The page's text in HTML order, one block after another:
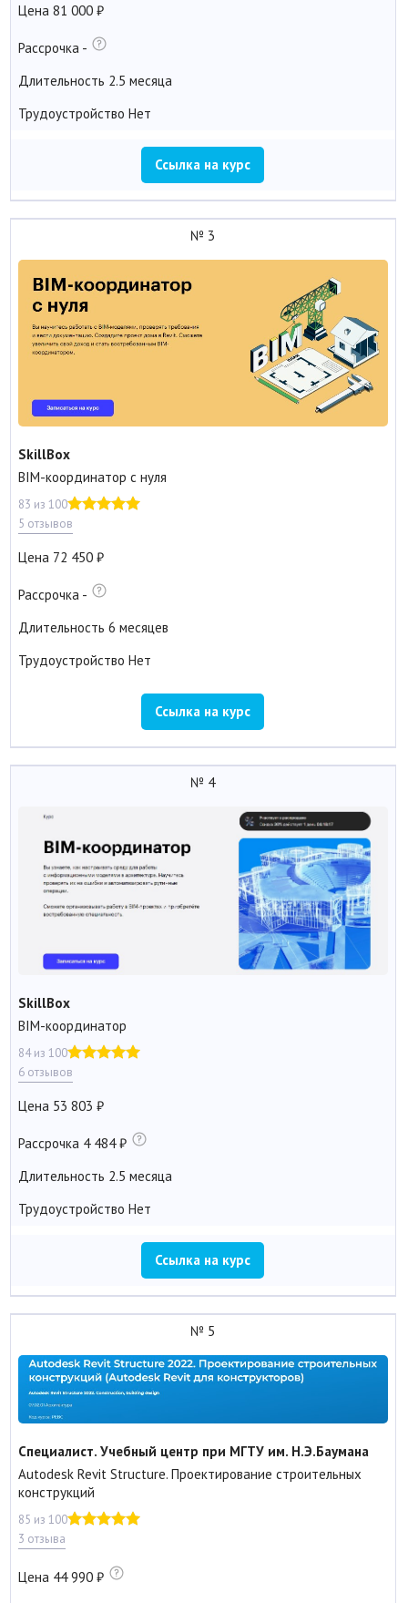
Цена 81 000
Рассрочка -
Длительность 2.5 месяца
Трудоустройство Нет
Ссылка на курс
№ 3
SkillBox
BIM-координатор с нуля
83 из 100
5 отзывов
Цена 72 450
Рассрочка -
Длительность 6 месяцев
Трудоустройство Нет
Ссылка на курс
№ 4
SkillBox
BIM-координатор
84 из 100
6 отзывов
Цена 53 803
Рассрочка 4 484
Длительность 2.5 месяца
Трудоустройство Нет
Ссылка на курс
№ 5
Специалист. Учебный центр при МГТУ им. Н.Э.Баумана
Autodesk Revit Structure. Проектирование строительных
конструкций
85 из 100
3 отзыва
Цена 44 990